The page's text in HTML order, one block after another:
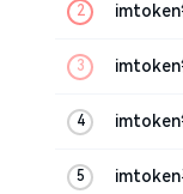
imtoken
imtoken
imtoken
imtoken